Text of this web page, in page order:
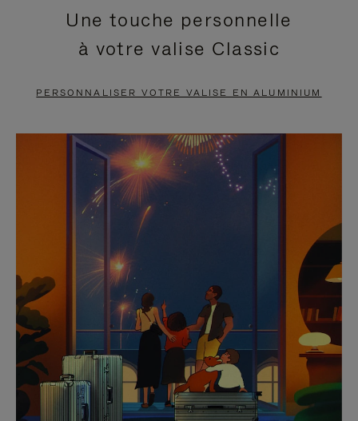
EN
PAUSE,
APPUYEZ
POUR
METTRE
PAUSE
VIDÉO
EST
DÉSACTIVÉ.
CLIQUER
POUR
RÉACTIVER
LE
SON
Une touche personnelle
à votre valise Classic
PERSONNALISER VOTRE VALISE EN ALUMINIUM